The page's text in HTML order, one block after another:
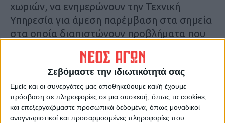
Σεβόμαστε την ιδιωτικότητά σας
Εμείς και οι συνεργάτες μας αποθηκεύουμε και/ή έχουμε
πρόσβαση σε πληροφορίες σε μια συσκευή, όπως τα cookies,
και επεξεργαζόμαστε προσωπικά δεδομένα, όπως μοναδικοί
αναγνωριστικοί και προσαρμοσμένες πληροφορίες που
χωριών, να ενημερώνουν την Τεχνική
Υπηρεσία για άμεση παρέμβαση στα σημεία
στα οποία διαπιστώνουν προβλήματα που
(λακκούβες, ξερά χόρτα, κλαδιά δένδρων
που εμποδίζουν την ορατότητα, σήμανση
κλπ).